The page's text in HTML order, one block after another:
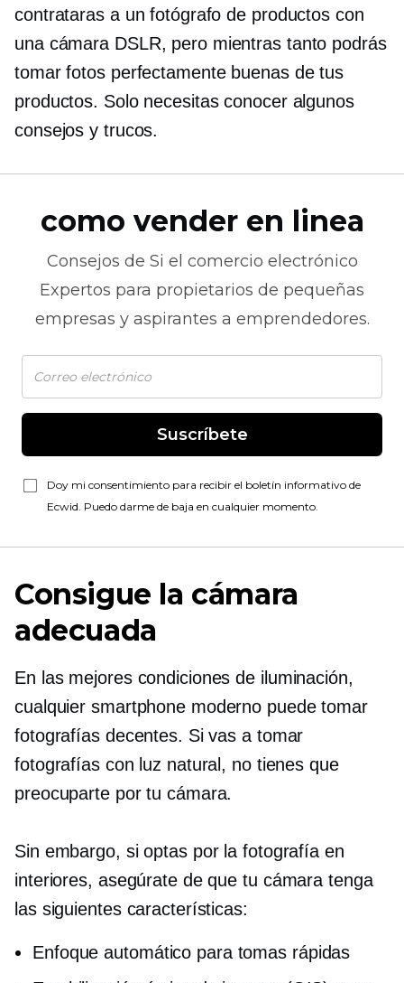
contrataras a un fotógrafo de productos con
una cámara DSLR, pero mientras tanto podrás
tomar fotos perfectamente buenas de tus
productos. Solo necesitas conocer algunos
consejos y trucos.
como vender en linea
Consejos de Si el comercio electrónico
Expertos para propietarios de pequeñas
empresas y aspirantes a emprendedores.
Suscríbete
Doy mi consentimiento para recibir el boletín informativo de
Ecwid. Puedo darme de baja en cualquier momento.
Consigue la cámara
adecuada
En las mejores condiciones de iluminación,
cualquier smartphone moderno puede tomar
fotografías decentes. Si vas a tomar
fotografías con luz natural, no tienes que
preocuparte por tu cámara.
Sin embargo, si optas por la fotografía en
interiores, asegúrate de que tu cámara tenga
las siguientes características:
Enfoque automático para tomas rápidas